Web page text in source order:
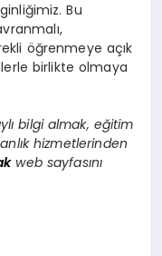
Bu
öğrenmeye açık
birlikte olmaya
bilgi almak, eğitim
hizmetlerinden
web sayfasını